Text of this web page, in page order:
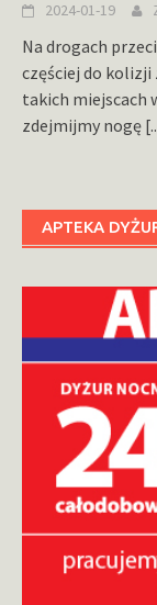
2024-01-19
Na drogach
częściej do
takich miejscach
zdejmijmy nogę
APTEKA